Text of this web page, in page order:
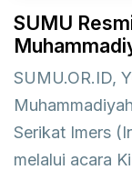
SUMU
SUMU.OR.ID,
Serikat Imers
melalui acara